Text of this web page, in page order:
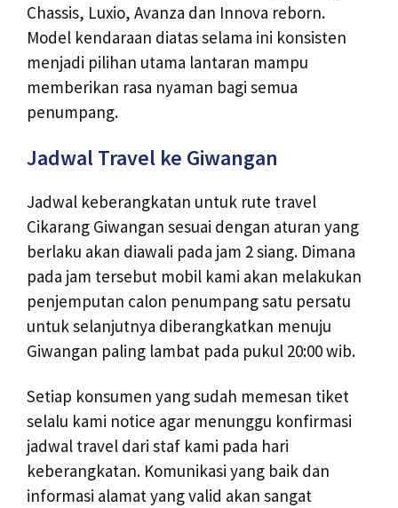
Chassis, Luxio, Avanza dan Innova reborn.
Model kendaraan diatas selama ini konsisten
menjadi pilihan utama lantaran mampu
memberikan rasa nyaman bagi semua
penumpang.
Jadwal Travel ke Giwangan
Jadwal keberangkatan untuk rute travel
Cikarang Giwangan sesuai dengan aturan yang
berlaku akan diawali pada jam 2 siang. Dimana
pada jam tersebut mobil kami akan melakukan
penjemputan calon penumpang satu persatu
untuk selanjutnya diberangkatkan menuju
Giwangan paling lambat pada pukul 20:00 wib.
Setiap konsumen yang sudah memesan tiket
selalu kami notice agar menunggu konfirmasi
jadwal travel dari staf kami pada hari
keberangkatan. Komunikasi yang baik dan
informasi alamat yang valid akan sangat